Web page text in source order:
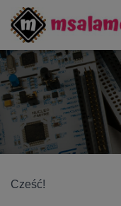
Cześć!